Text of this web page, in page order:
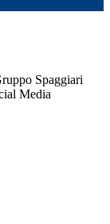
Spaggiari
Media